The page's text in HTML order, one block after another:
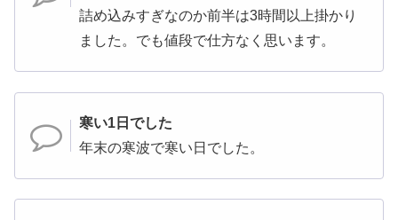
詰め込みすぎなのか前半は3時間以上掛かり
ました。でも値段で仕方なく思います。
寒い1日でした
年末の寒波で寒い日でした。